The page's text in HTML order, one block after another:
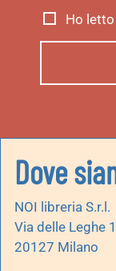
Ho
Dove
NOI libreria S.r.l.
Via delle Leghe
20127 Milano